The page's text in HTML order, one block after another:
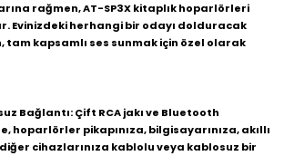
rağmen, AT-SP3X kitaplık hoparlörleri
Evinizdeki herhangi bir odayı dolduracak
tam kapsamlı ses sunmak için özel olarak
Bağlantı: Çift RCA jakı ve Bluetooth
hoparlörler pikapınıza, bilgisayarınıza, akıllı
cihazlarınıza kablolu veya kablosuz bir